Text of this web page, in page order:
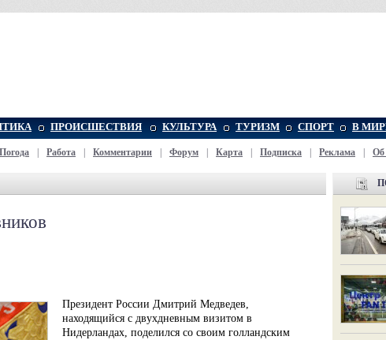
ПРОИСШЕСТВИЯ КУЛЬТУРА ТУРИЗМ СПОРТ В
Погода Работа Комментарии Форум Карта Подписка Реклама Об
Президент России Дмитрий Медведев,
находящийся с двухдневным визитом в
Нидерландах, поделился со своим голландским